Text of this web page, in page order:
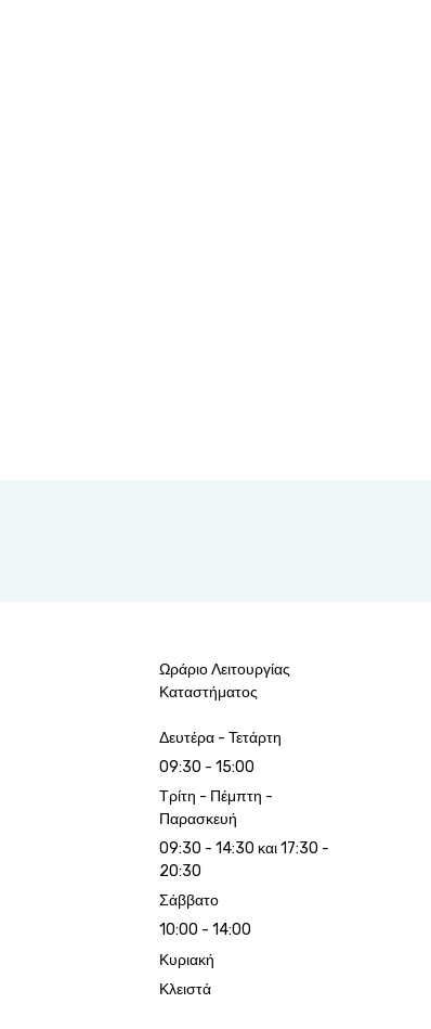
Ωράριο Λειτουργίας
Καταστήματος
Δευτέρα - Τετάρτη
09:30 - 15:00
Τρίτη - Πέμπτη -
Παρασκευή
09:30 - 14:30 και 17:30 -
20:30
Σάββατο
10:00 - 14:00
Κυριακή
Κλειστά